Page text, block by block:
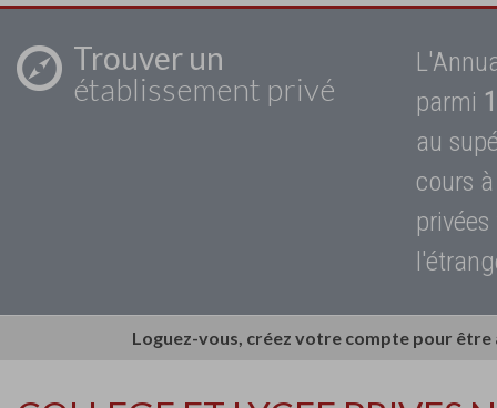
Trouver un
établissement privé
parmi
au
cours
Loguez-vous, créez votre compte pour